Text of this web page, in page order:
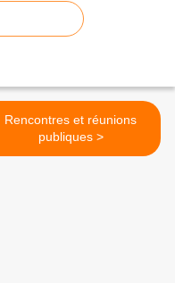
Rencontres et réunions
publiques >